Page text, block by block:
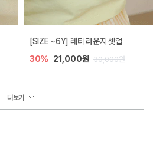
[SIZE ~6Y] 레티 라운지 셋업
30% 21,000원 30,000원
더보기